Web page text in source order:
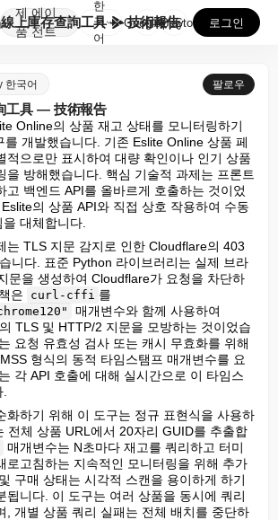
제
품
에이
전트
上庫存查詢工具 — 技術報告
한
국
어
GooglePlay
AppStore 로그인
한국어 팔로우
工具 — 技術報告
Online의 상품 재고 상태를 모니터링하기
를 개발했습니다. 기존 Eslite Online 상품 페
적으로만 표시하여 대량 확인이나 인기 상품
을 방해했습니다. 핵심 기술적 과제는 프론트
고 백엔드 API를 올바르게 호출하는 것이었
의 상품 API와 직접 상호 작용하여 수동
대체합니다.
는 TLS 지문 감지로 인한 Cloudflare의 403
니다. 표준 Python 라이브러리는 실제 브라
문을 생성하여 Cloudflare가 요청을 차단하
은
curl-cffi
매개변수와 함께 사용하여
TLS 및 HTTP/2 지문을 모방하는 것이었습
요청 유효성 검사 또는 캐시 무효화를 위해
형식의 동적 타임스탬프 매개변수를 요
각 API 호출에 대해 실시간으로 이 타임스
화하기 위해 이 도구는 정규 표현식을 사용하
전체 상품 URL에서 20자리 GUID를 추출합
매개변수는 N초마다 재고를 쿼리하고 터미
로고침하는 지속적인 모니터링을 위해 추가
구매 상태는 시각적 스캔을 용이하게 하기
됩니다. 이 도구는 여러 상품을 동시에 쿼리
, 개별 상품 쿼리 실패는 전체 배치를 중단하